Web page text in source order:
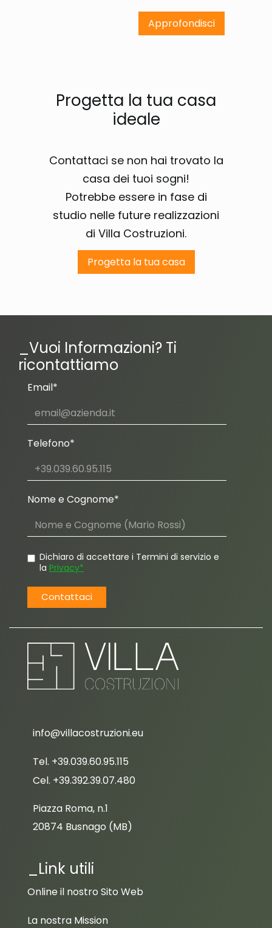
Approfondisci
Progetta la tua casa
ideale
Contattaci se non hai trovato la
casa dei tuoi sogni!
Potrebbe essere in fase di
studio nelle future realizzazioni
di Villa Costruzioni.
Progetta la tua casa
info@villacostruzioni.eu
Tel. +39.039.60.95.115
Cel. +39.392.39.07.480
Piazza Roma, n.1
20874 Busnago (MB)
_Link utili
Online il nostro Sito Web
La nostra Mission
_Vuoi Informazioni? Ti
ricontattiamo
Email*
Telefono*
Nome e Cognome*
Dichiaro di accettare i Termini di servizio e
la Privacy*
Contattaci